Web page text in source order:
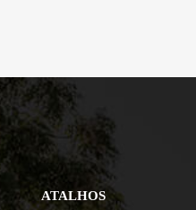
ATALHOS